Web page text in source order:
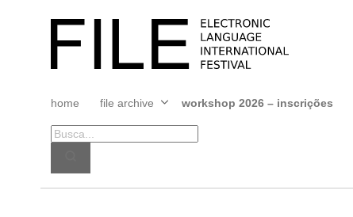
FILE
FESTIVAL
home file archive
Abrir
menu
workshop 2026 – inscrições